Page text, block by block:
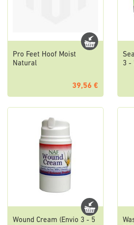
Pro Feet Hoof Moist
Natural
39,56 €
3 -
Wound Cream (Envio 3 - 5